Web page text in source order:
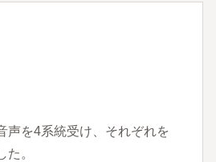
声を4系統受け、それぞれを
た。